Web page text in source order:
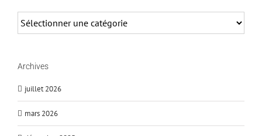
Angles
Archives
juillet 2026
mars 2026